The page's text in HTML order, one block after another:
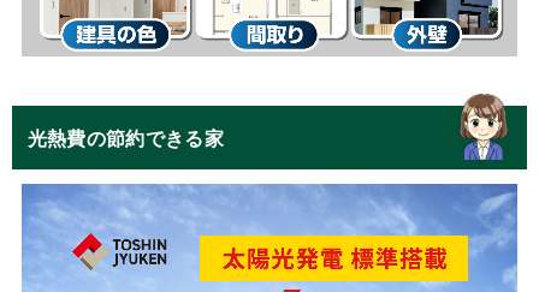
光熱費の節約できる家